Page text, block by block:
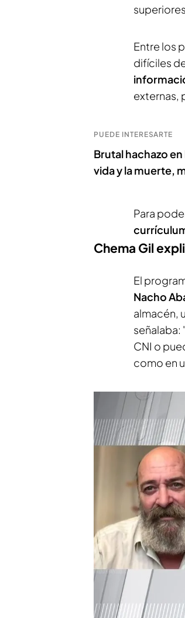
Entre los
difíciles
externas,
PUEDE INTERESARTE
Brutal hachazo
vida y la muerte,
Para
Chema Gil
El
Nacho
almacén,
señalaba:
CNI o
como en